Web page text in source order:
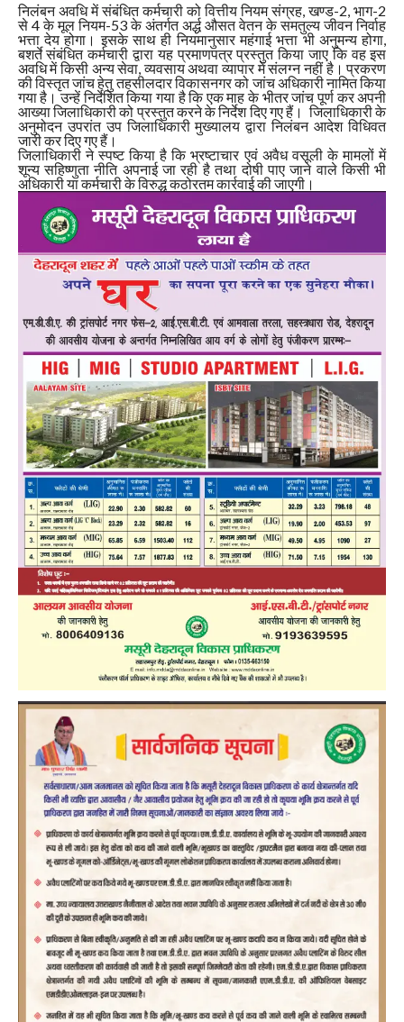
निलंबन अवधि में संबंधित कर्मचारी को वित्तीय नियम संग्रह, खण्ड-2, भाग-2
से 4 के मूल नियम-53 के अंतर्गत अर्द्ध औसत वेतन के समतुल्य जीवन निर्वाह
भत्ता देय होगा। इसके साथ ही नियमानुसार महंगाई भत्ता भी अनुमन्य होगा,
बशर्ते संबंधित कर्मचारी द्वारा यह प्रमाणपत्र प्रस्तुत किया जाए कि वह इस
अवधि में किसी अन्य सेवा, व्यवसाय अथवा व्यापार में संलग्न नहीं है। प्रकरण
की विस्तृत जांच हेतु तहसीलदार विकासनगर को जांच अधिकारी नामित किया
गया है। उन्हें निर्देशित किया गया है कि एक माह के भीतर जांच पूर्ण कर अपनी
आख्या जिलाधिकारी को प्रस्तुत करने के निर्देश दिए गए हैं। जिलाधिकारी के
अनुमोदन उपरांत उप जिलाधिकारी मुख्यालय द्वारा निलंबन आदेश विधिवत
जारी कर दिए गए हैं।
जिलाधिकारी ने स्पष्ट किया है कि भ्रष्टाचार एवं अवैध वसूली के मामलों में
शून्य सहिष्णुता नीति अपनाई जा रही है तथा दोषी पाए जाने वाले किसी भी
अधिकारी या कर्मचारी के विरुद्ध कठोरतम कार्रवाई की जाएगी।